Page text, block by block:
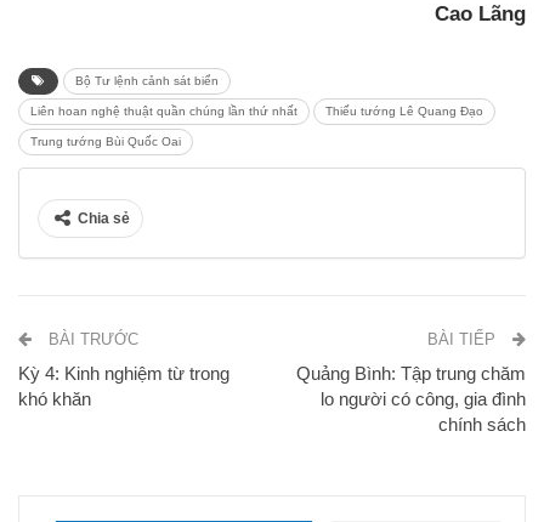
Cao Lãng
Bộ Tư lệnh cảnh sát biển
Liên hoan nghệ thuật quần chúng lần thứ nhất Thiếu tướng Lê Quang Đạo
Trung tướng Bùi Quốc Oai
Chia sẻ
BÀI TRƯỚC
Kỳ 4: Kinh nghiệm từ trong
khó khăn
BÀI TIẾP
Quảng Bình: Tập trung chăm
lo người có công, gia đình
chính sách